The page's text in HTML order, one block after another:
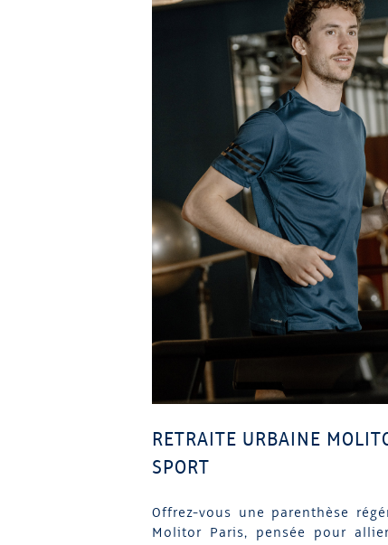
RETRAITE URBAINE
SPORT
Offrez-vous une parenthèse
Molitor Paris, pensée pour